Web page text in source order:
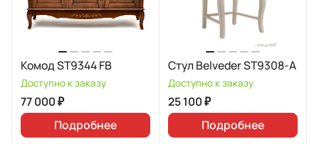
Комод ST9344 FB
Доступно к заказу
77 000 ₽
Подробнее
Стул Belveder ST9308-A
Доступно к заказу
25 100 ₽
Подробнее